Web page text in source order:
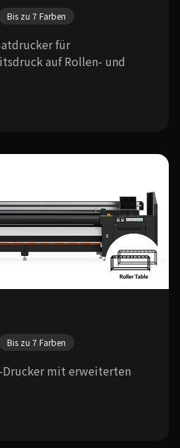
Bis zu 7 Farben
für
auf Rollen- und
Bis zu 7 Farben
Drucker mit erweiterten